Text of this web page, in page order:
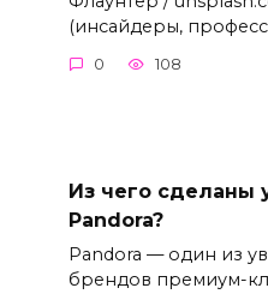
(инсайдеры,
0 108
Из чего сделаны
Pandora?
Pandora — один из
брендов премиум-